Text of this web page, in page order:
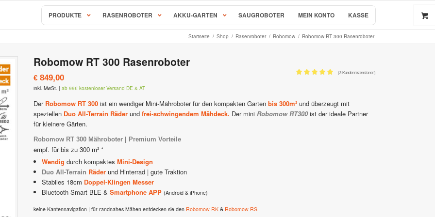
PRODUKTE
RC & RX Serie
& Ersatzteile
& Rasenroboter
& RockNeo Mähroboter
Zubehör & Ersatzteile
Zubehör & Ersatzteile
AL-KO & SOLO Mähroboter
SOLO Robolinho Mähroboter | by AL-KO
ALKO | SOLO Robolinho Zubehör & Ersatzteile
STIHL iMow Mähroboter
STIHL Viking iMow Zubehör & Ersatzteile
Ambrogio – Zuchetti
Ambrogio Mähroboter
Ambrogio Zubehör & Ersatzteile
Stiga AutoClip Rasenroboter
RASENROBOTER AKKU-GARTEN SAUGROBOTER MEIN KONTO KASSE
Startseite / Shop / Rasenroboter / Robomow / Robomow RT 300 Rasenroboter
Robomow RT 300 Rasenroboter
basierend auf
3
Kundenbewertungen
(3Kundenrezensionen)
€ 849,00
inkl. MwSt. | ab 99€ kostenloser Versand DE & AT
Der Robomow RT 300 ist ein wendiger Mini-Mähroboter für den kompakten Garten bis 300m² und überzeugt mit
speziellen Duo All-Terrain Räder und frei-schwingendem Mähdeck. Der mini Robomow RT300ist der ideale Partner
für kleinere Gärten.
Robomow RT 300 Mähroboter | Premium Vorteile
empf. für bis zu 300 m² *
Wendig durch kompaktes Mini-Design
Duo All-Terrain Räderund Hinterrad | gute Traktion
Stabiles 18cm Doppel-Klingen Messer
Bluetooth Smart BLE & Smartphone APP (Android & iPhone)
keine Kantennavigation | für randnahes Mähen entdecken sie den Robomow RK & Robomow RS